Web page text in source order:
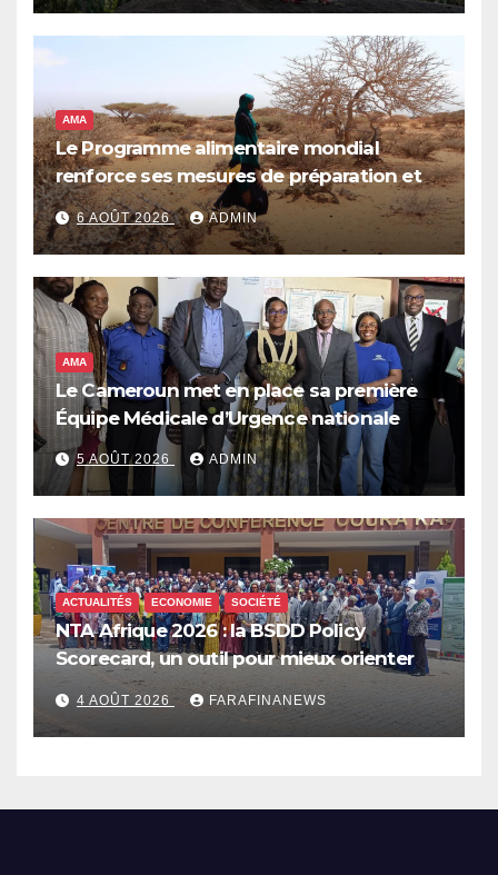
AMA
Le Programme alimentaire mondial
renforce ses mesures de préparation et
de réponse face à la menace d’El Niño,
qui pourrait plonger des dizaines de
millions de personnes dans l’insécurité
alimentaire aiguë
6 AOÛT 2026 ADMIN
AMA
Le Cameroun met en place sa première
Équipe Médicale d’Urgence nationale
5 AOÛT 2026 ADMIN
ACTUALITÉS ECONOMIE SOCIÉTÉ
NTA Afrique 2026 : la BSDD Policy
Scorecard, un outil pour mieux orienter
les dépenses publiques
4 AOÛT 2026 FARAFINANEWS